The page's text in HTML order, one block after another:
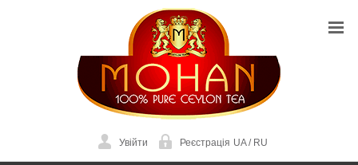
Увійти Реєстрація UA/RU